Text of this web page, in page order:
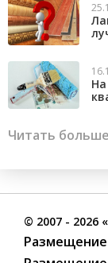
Читать
© 2007 - 2026